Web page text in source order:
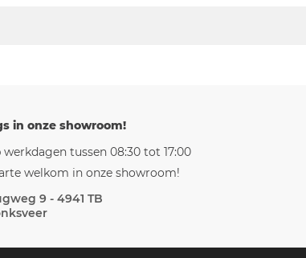
in onze showroom!
werkdagen tussen 08:30 tot 17:00
welkom in onze showroom!
9 - 4941 TB